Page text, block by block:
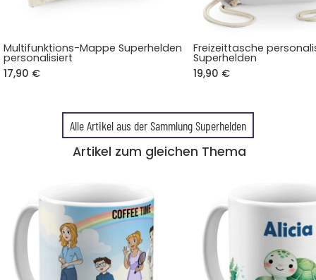
Multifunktions-Mappe Superhelden
personalisiert
17,90 €
Freizeittasche
Superhelden
19,90 €
Alle Artikel aus der Sammlung Superhelden
Artikel zum gleichen Thema